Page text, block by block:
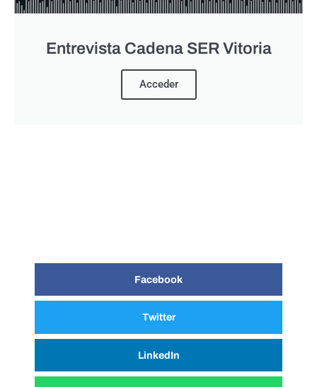
Entrevista Cadena SER Vitoria
Acceder
Facebook
Twitter
LinkedIn